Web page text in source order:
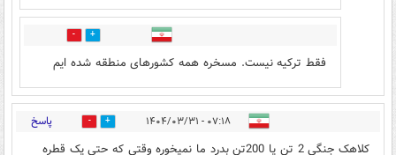
0
فقط ترکیه نیست. مسخره همه کشورهای منطقه شده ایم
۰۷:۱۸ - ۱۴۰۴/۰۳/۳۱ 14 پاسخ
کلاهک جنگی 2 تن یا 200تن بدرد ما نمیخوره وقتی که حتی یک قطره